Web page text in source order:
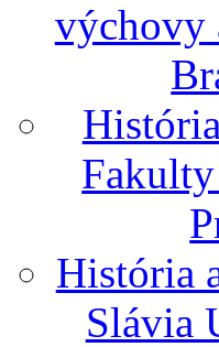
výchovy
História
Slávia